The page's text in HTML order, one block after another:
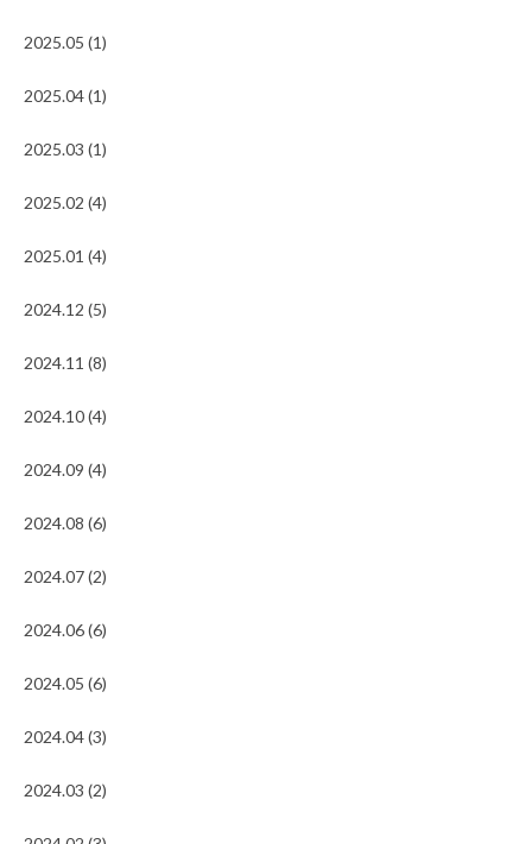
2025.05 (1)
2025.04 (1)
2025.03 (1)
2025.02 (4)
2025.01 (4)
2024.12 (5)
2024.11 (8)
2024.10 (4)
2024.09 (4)
2024.08 (6)
2024.07 (2)
2024.06 (6)
2024.05 (6)
2024.04 (3)
2024.03 (2)